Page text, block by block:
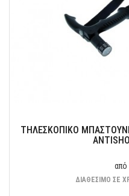
ΤΗΛΕΣΚΟΠΙΚΟ
από
ΔΙΑΘΕΣΙΜΟ ΣΕ
Ρυθμιζόμενου ύψους: 84-94